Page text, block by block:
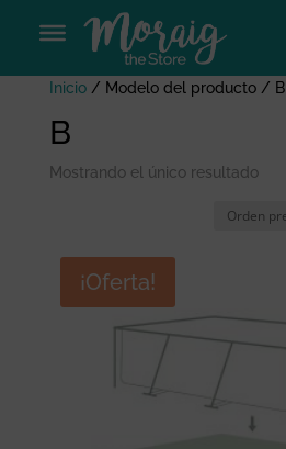
Inicio/ Modelo del producto / B
B
Mostrando el único resultado
¡Oferta!